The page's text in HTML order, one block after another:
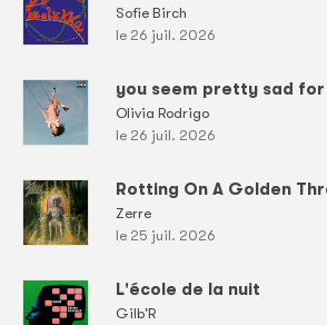
Sofie Birch
le 26 juil. 2026
you seem pretty sad for
Olivia Rodrigo
le 26 juil. 2026
Rotting On A Golden
Zerre
le 25 juil. 2026
L'école de la nuit
Gilb'R